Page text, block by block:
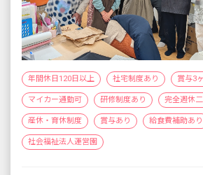
年間休日120日以上 社宅制度あり 賞与3
マイカー通勤可 研修制度あり 完全週休
産休・育休制度 賞与あり 給食費補助あり
社会福祉法人運営園